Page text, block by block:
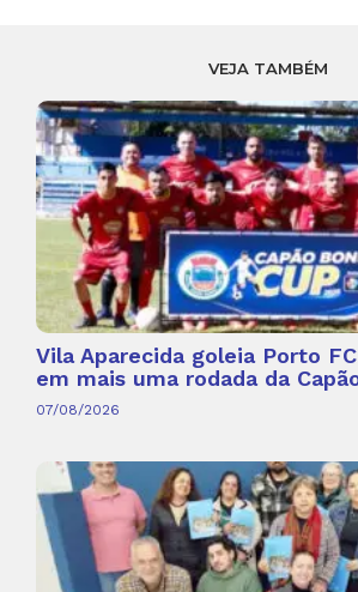
VEJA TAMBÉM
Vila Aparecida goleia Porto
em mais uma rodada da
07/08/2026